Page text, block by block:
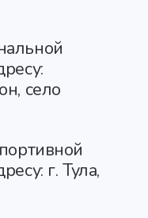
село
г. Тула,